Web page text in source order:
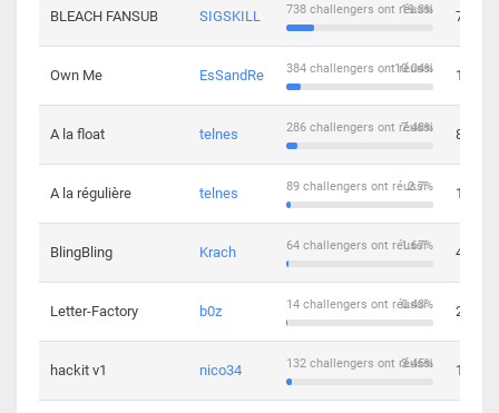
BLEACH FANSUB SIGSKILL 19.3%
738 challengers ont réussi 7
Own Me EsSandRe 10.04%
384 challengers ont réussi 13
A la float telnes 7.48%
286 challengers ont réussi 8
A la régulière telnes 2.7%
89 challengers ont réussi 10
BlingBling Krach 1.67%
64 challengers ont réussi 4
Letter-Factory b0z 0.43%
14 challengers ont réussi 2
hackit v1 nico34 3.45%
132 challengers ont réussi 12